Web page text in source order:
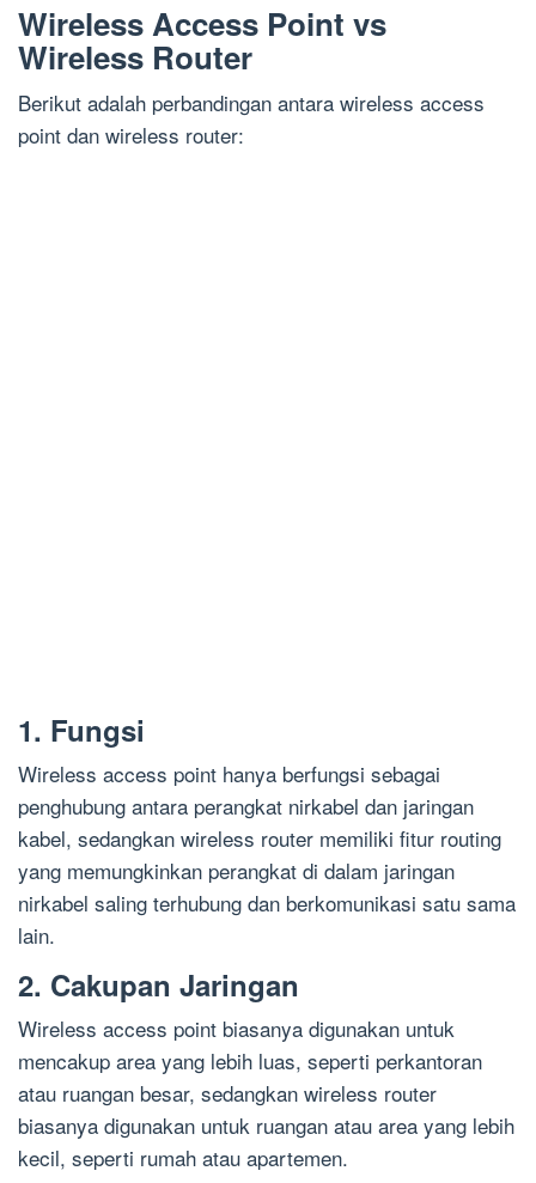
Wireless Access Point vs
Wireless Router
Berikut adalah perbandingan antara wireless access
point dan wireless router:
1. Fungsi
Wireless access point hanya berfungsi sebagai
penghubung antara perangkat nirkabel dan jaringan
kabel, sedangkan wireless router memiliki fitur routing
yang memungkinkan perangkat di dalam jaringan
nirkabel saling terhubung dan berkomunikasi satu sama
lain.
2. Cakupan Jaringan
Wireless access point biasanya digunakan untuk
mencakup area yang lebih luas, seperti perkantoran
atau ruangan besar, sedangkan wireless router
biasanya digunakan untuk ruangan atau area yang lebih
kecil, seperti rumah atau apartemen.